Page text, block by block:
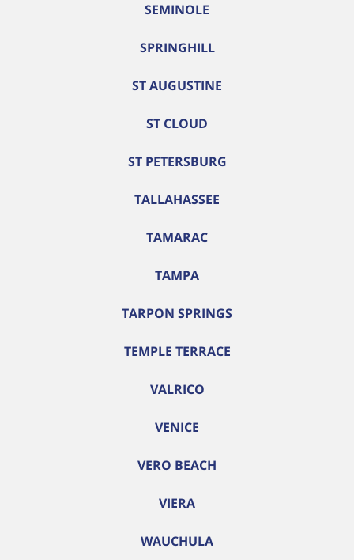
SEMINOLE
SPRINGHILL
ST AUGUSTINE
ST CLOUD
ST PETERSBURG
TALLAHASSEE
TAMARAC
TAMPA
TARPON SPRINGS
TEMPLE TERRACE
VALRICO
VENICE
VERO BEACH
VIERA
WAUCHULA